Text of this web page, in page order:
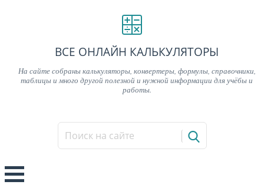
ВСЕ ОНЛАЙН КАЛЬКУЛЯТОРЫ
На сайте собраны калькуляторы, конвертеры, формулы, справочники,
таблицы и много другой полезной и нужной информации для учёбы и
работы.